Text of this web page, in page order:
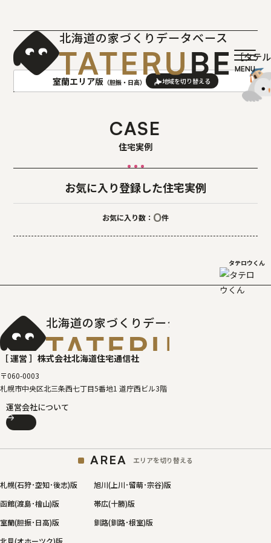
北海道の家づくりデータベース
［タテ
室蘭エリア版 （胆振・日高）
札幌(石狩･空知･後志)版
旭川(上川･留萌･宗谷)版
函館(渡島･檜山)版
帯広(十勝)版
室蘭(胆振･日高)版
釧路(釧路･根室)版
北見(オホーツク)版
CASE
住宅実例
お気に入り登録した住宅実例
お気に入り数： 0件
タテロウくん
北海道の家づくりデータベース
［ 運営 ］ 株式会社北海道住宅通信社
〒060-0003
札幌市中央区北三条西七丁目5番地1 道庁西ビル3階
運営会社について
AREA エリアを切り替える
札幌(石狩･空知･後志)版
旭川(上川･留萌･宗谷)版
函館(渡島･檜山)版
帯広(十勝)版
室蘭(胆振･日高)版
釧路(釧路･根室)版